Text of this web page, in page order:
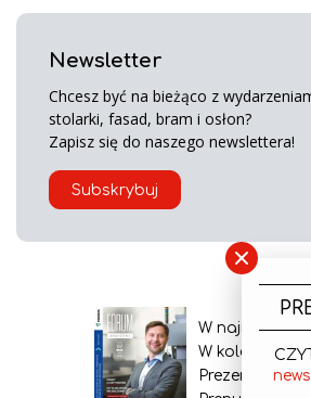
Newsletter
Chcesz być na bieżąco z
stolarki, fasad, bram i osłon?
Zapisz się do naszego newslettera!
Subskrybuj
W
W kolejnym
Prezentacja
×